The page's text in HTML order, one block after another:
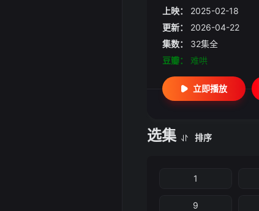
上映：
2025-02-18
更新：
2026-04-22
集数：
32集全
豆瓣：
难哄
立即播放
选集 排序
1
9